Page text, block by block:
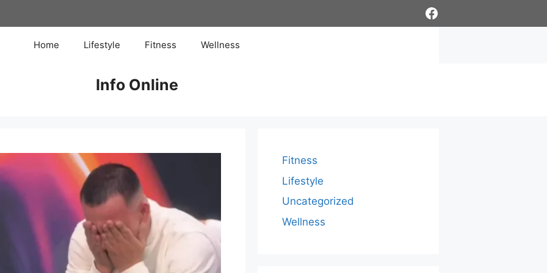
Facebook
Home Lifestyle Fitness Wellness
Info Online
Fitness
Lifestyle
Uncategorized
Wellness